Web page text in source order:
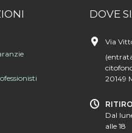
DOVE
Via
20149
Dal
alle 18